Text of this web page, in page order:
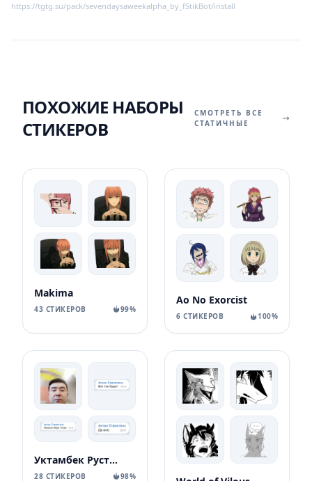
https://tgtg.su/pack/sevendaysaweekalpha_by_fStikBot/install
ПОХОЖИЕ НАБОРЫ
СТИКЕРОВ
СМОТРЕТЬ ВСЕ
СТАТИЧНЫЕ
Makima
43 СТИКЕРОВ 99%
Ao No Exorcist
6 СТИКЕРОВ 100%
Уктамбек Рустамбекович
28 СТИКЕРОВ 98%